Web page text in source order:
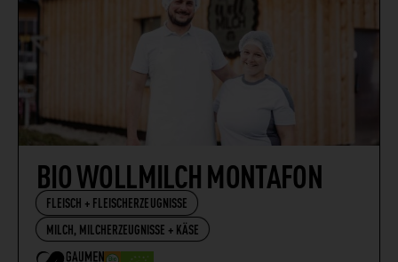
BIO WOLLMILCH MONTAFON
FLEISCH + FLEISCHERZEUGNISSE
MILCH, MILCHERZEUGNISSE + KÄSE